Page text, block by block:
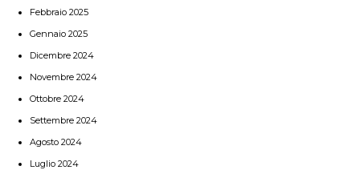
Febbraio 2025
Gennaio 2025
Dicembre 2024
Novembre 2024
Ottobre 2024
Settembre 2024
Agosto 2024
Luglio 2024